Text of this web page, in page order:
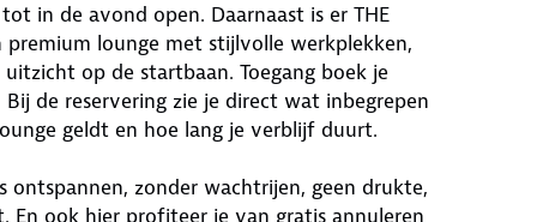
in de avond open. Daarnaast is er THE
premium lounge met stijlvolle werkplekken,
op de startbaan. Toegang boek je
de reservering zie je direct wat inbegrepen
geldt en hoe lang je verblijf duurt.
ontspannen, zonder wachtrijen, geen drukte,
En ook hier profiteer je van gratis annuleren